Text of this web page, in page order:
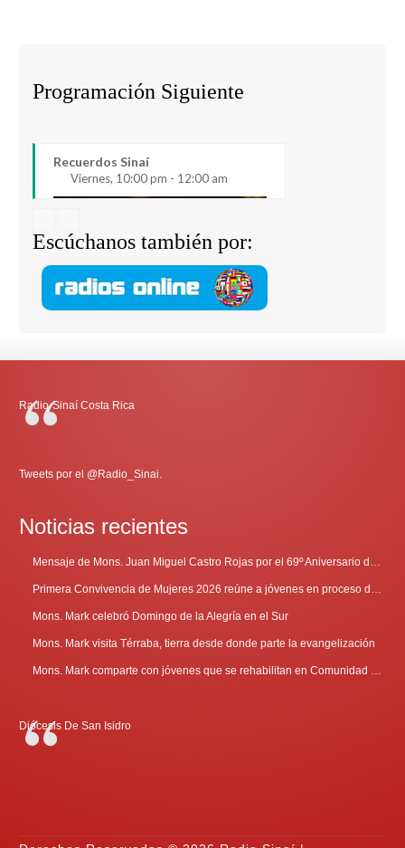
Programación Siguiente
Recuerdos Sinaí
Viernes, 10:00 pm - 12:00 am
Escúchanos también por:
Radio-Sinaí Costa Rica
Tweets por el @Radio_Sinai.
Noticias recientes
Mensaje de Mons. Juan Miguel Castro Rojas por el 69º Aniversario de Radio Sinaí
Primera Convivencia de Mujeres 2026 reúne a jóvenes en proceso de discernimiento vocacional
Mons. Mark celebró Domingo de la Alegría en el Sur
Mons. Mark visita Térraba, tierra desde donde parte la evangelización
Mons. Mark comparte con jóvenes que se rehabilitan en Comunidad Cenáculo
Diócesis De San Isidro